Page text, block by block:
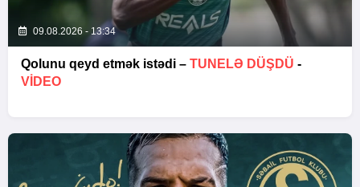
09.08.2026 - 13:34
Qolunu qeyd etmək istədi – TUNELƏ DÜŞDÜ -
VİDEO